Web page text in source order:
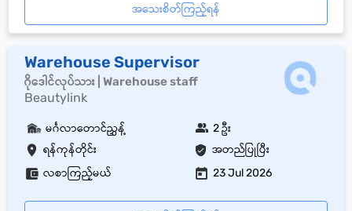
အသေးစိတ်ကြည့်ရန်
Warehouse Supervisor
ဂိုဒေါင်လုပ်သား | Warehouse staff
Beautylink
ရန်ကုန်တိုင်း အတည်ပြုပြီး
မင်္ဂလာတောင်ညွှန့် 2 ဦး
လစာကြည့်မယ် 23 Jul 2026